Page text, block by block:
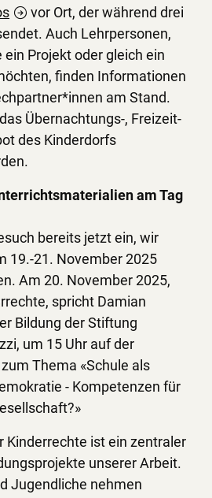
vor Ort, der während drei
Auch Lehrpersonen,
Projekt oder gleich ein
finden Informationen
am Stand.
Übernachtungs-, Freizeit-
des Kinderdorfs
am Tag
bereits jetzt ein, wir
19.-21. November 2025
Am 20. November 2025,
spricht Damian
Bildung der Stiftung
um 15 Uhr auf der
Thema «Schule als
- Kompetenzen für
Kinderrechte ist ein zentraler
unserer Arbeit.
Jugendliche nehmen